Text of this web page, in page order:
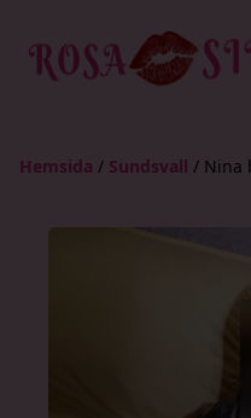
Hemsida / Sundsvall / Nina